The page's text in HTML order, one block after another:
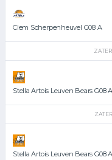
Clem Scherpenheuvel G08 A
Stella Artois Leuven Bears G08 A
Stella Artois Leuven Bears G08 A